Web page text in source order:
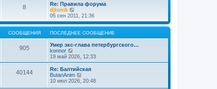
8
Re: Правила форума
djtonik
е
р
е
й
т
и
п
о
с
л
е
05 сен 2011, 21:36
СООБЩЕНИЯ ПОСЛЕДНЕЕ СООБЩЕНИЕ
905
Умер экс-глава петербургского…
konnor
е
р
е
й
т
19 май 2026, 12:33
40144
Re: Балтийская
ButanAnim
е
10 июл 2026, 20:48